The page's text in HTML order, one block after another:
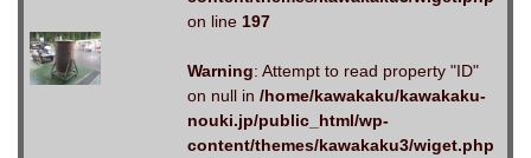
on line 197
Warning: Attempt to read property "ID"
on null in /home/kawakaku/kawakaku-
nouki.jp/public_html/wp-
content/themes/kawakaku3/wiget.php